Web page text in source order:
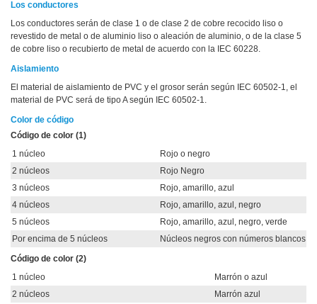
Los conductores
Los conductores serán de clase 1 o de clase 2 de cobre recocido liso o
revestido de metal o de aluminio liso o aleación de aluminio, o de la clase 5
de cobre liso o recubierto de metal de acuerdo con la IEC 60228.
Aislamiento
El material de aislamiento de PVC y el grosor serán según IEC 60502-1, el
material de PVC será de tipo A según IEC 60502-1.
Color de código
Código de color (1)
1 núcleo
Rojo o negro
2 núcleos
Rojo Negro
3 núcleos
Rojo, amarillo, azul
4 núcleos
Rojo, amarillo, azul, negro
5 núcleos
Rojo, amarillo, azul, negro, verde
Por encima de 5 núcleos
Núcleos negros con números blancos
Código de color (2)
1 núcleo
Marrón o azul
2 núcleos
Marrón azul